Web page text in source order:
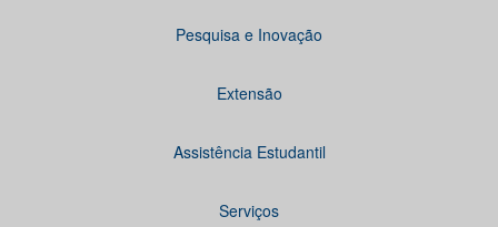
Pesquisa e Inovação
Extensão
Assistência Estudantil
Serviços